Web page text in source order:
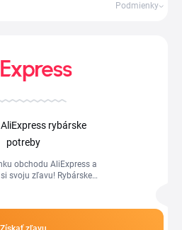
Podmienky
rybárske
potreby
obchodu AliExpress a
svoju zľavu! Rybárske